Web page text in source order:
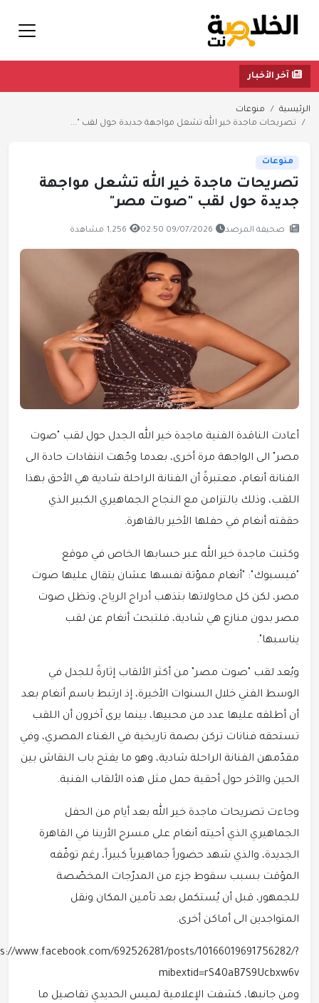
آخر الأخبار
منوعات
تصريحات ماجدة خير الله تشعل مواجهة جديدة حول لقب "...
منوعات
تصريحات ماجدة خير الله تشعل مواجهة
جديدة حول لقب "صوت مصر"
صحيفة المرصد 09/07/2026 02:50 1,256 مشاهدة
أعادت الناقدة الفنية ماجدة خير الله الجدل حوللقب "صوت
مصر"الى الواجهة مرة أخرى، بعدما وجّهت انتقادات حادة الى
الفنانة أنغام، معتبرةً أن الفنانة الراحلة شادية هي الأحق بهذا
اللقب، وذلك بالتزامن مع النجاح الجماهيري الكبير الذي
حققته أنغام في حفلها الأخير بالقاهرة.
وكتبت ماجدة خير الله عبر حسابها الخاص في موقع
"فيسبوك": "أنغام مموّتة نفسها عشان يتقال عليها صوت
مصر، لكن كل محاولاتها بتذهب أدراج الرياح، وتظل صوت
مصر بدون منازع هي شادية، فلتبحث أنغام عن لقب
يناسبها".
ويُعد لقب "صوت مصر" من أكثر الألقاب إثارةً للجدل في
الوسط الفني خلال السنوات الأخيرة، إذ ارتبط باسم أنغام بعد
أن أطلقه عليها عدد من محبيها، بينما يرى آخرون أن اللقب
تستحقه فنانات تركن بصمة تاريخية في الغناء المصري، وفي
مقدّمهن الفنانة الراحلة شادية، وهو ما يفتح باب النقاش بين
الحين والآخر حول أحقية حمل مثل هذه الألقاب الفنية.
وجاءت تصريحات ماجدة خير الله بعد أيام من الحفل
الجماهيري الذي أحيته أنغام على مسرح الأرينا في القاهرة
الجديدة، والذي شهد حضوراً جماهيرياً كبيراً، رغم توقّفه
المؤقت بسبب سقوط جزء من المدرّجات المخصّصة
للجمهور، قبل أن يُستكمل بعد تأمين المكان ونقل
المتواجدين الى أماكن أخرى.
https://www.facebook.com/692526281/posts/10166019691756282/?
mibextid=rS40aB7S9Ucbxw6v
ومن جانبها، كشفت الإعلامية لميس الحديدي تفاصيل ما